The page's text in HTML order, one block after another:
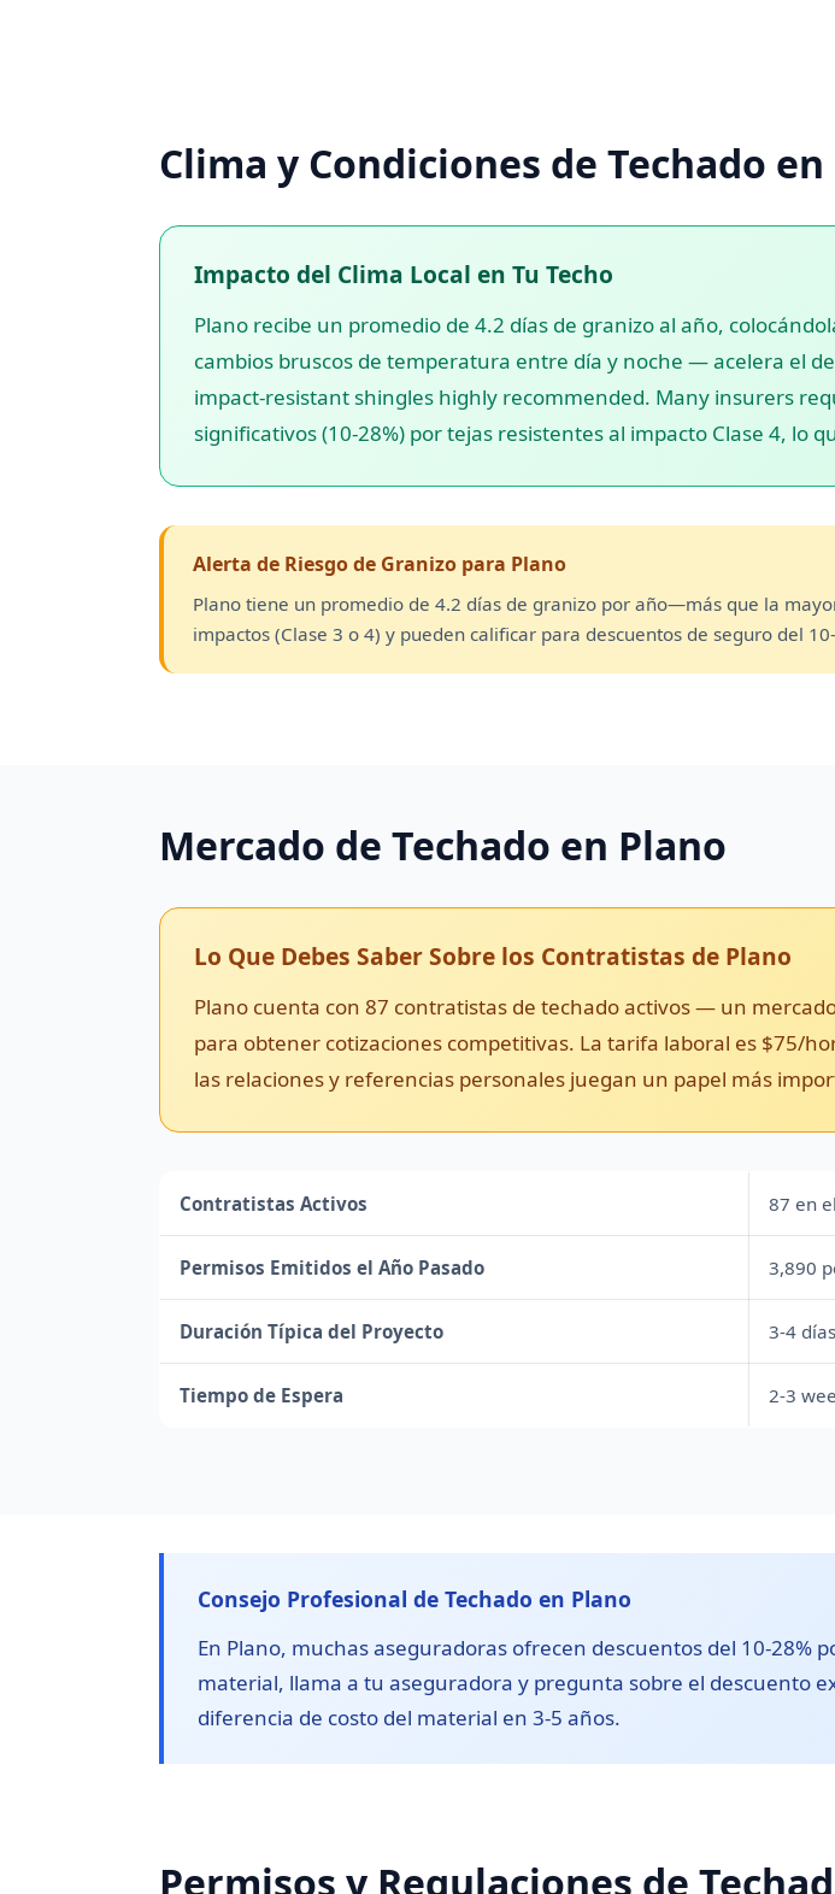
Clima y Condiciones de Techado
Impacto del Clima Local en Tu Techo
Plano recibe un promedio de 4.2 días de granizo al año,
cambios bruscos de temperatura entre día y noche — acelera el
impact-resistant shingles highly recommended. Many insurers
significativos (10-28%) por tejas resistentes al impacto Clase 4, lo
Alerta de Riesgo de Granizo para Plano
Plano tiene un promedio de 4.2 días de granizo por año—más que la
impactos (Clase 3 o 4) y pueden calificar para descuentos de seguro del
Mercado de Techado en Plano
Lo Que Debes Saber Sobre los Contratistas de Plano
Plano cuenta con 87 contratistas de techado activos — un
para obtener cotizaciones competitivas. La tarifa laboral es $75/
las relaciones y referencias personales juegan un papel más
Contratistas Activos 87 en
Permisos Emitidos el Año Pasado 3,890
Duración Típica del Proyecto 3-4
Tiempo de Espera 2-3
Consejo Profesional de Techado en Plano
En Plano, muchas aseguradoras ofrecen descuentos del 10-28%
material, llama a tu aseguradora y pregunta sobre el descuento
diferencia de costo del material en 3-5 años.
Permisos y Regulaciones de